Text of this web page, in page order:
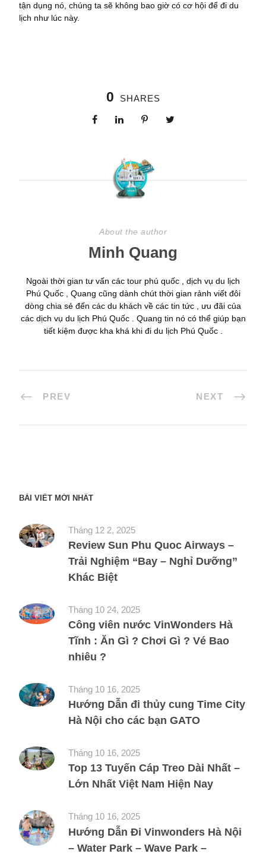
tận dụng nó, chúng ta sẽ không bao giờ có cơ hội để đi du
lịch như lúc này.
0 SHARES
About the author
Minh Quang
Ngoài thời gian tư vấn các tour phú quốc , dịch vụ du lịch
Phú Quốc , Quang cũng dành chút thời gian rảnh viết đôi
dòng chia sẻ đến các du khách về các tin tức , ưu đãi của
các dịch vụ du lịch Phú Quốc . Quang tin nó có thể giúp bạn
tiết kiệm được kha khá khi đi du lịch Phú Quốc .
PREV NEXT
BÀI VIẾT MỚI NHẤT
Tháng 12 2, 2025
Review Sun Phu Quoc Airways –
Trải Nghiệm “Bay – Nghỉ Dưỡng”
Khác Biệt
Tháng 10 24, 2025
Công viên nước VinWonders Hà
Tĩnh : Ăn Gì ? Chơi Gì ? Vé Bao
nhiêu ?
Tháng 10 16, 2025
Hướng Dẫn đi thủy cung Time City
Hà Nội cho các bạn GATO
Tháng 10 16, 2025
Top 13 Tuyến Cáp Treo Dài Nhất –
Lớn Nhất Việt Nam Hiện Nay
Tháng 10 16, 2025
Hướng Dẫn Đi Vinwonders Hà Nội
– Water Park – Wave Park –